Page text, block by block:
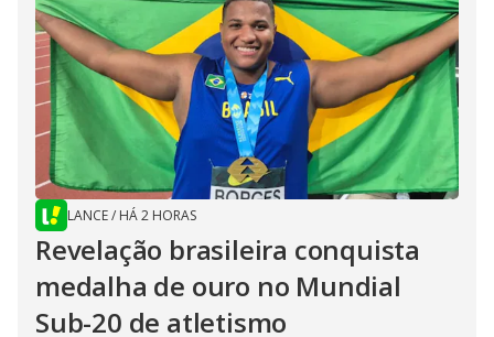
LANCE/ HÁ 2 HORAS
Revelação brasileira conquista
medalha de ouro no Mundial
Sub-20 de atletismo